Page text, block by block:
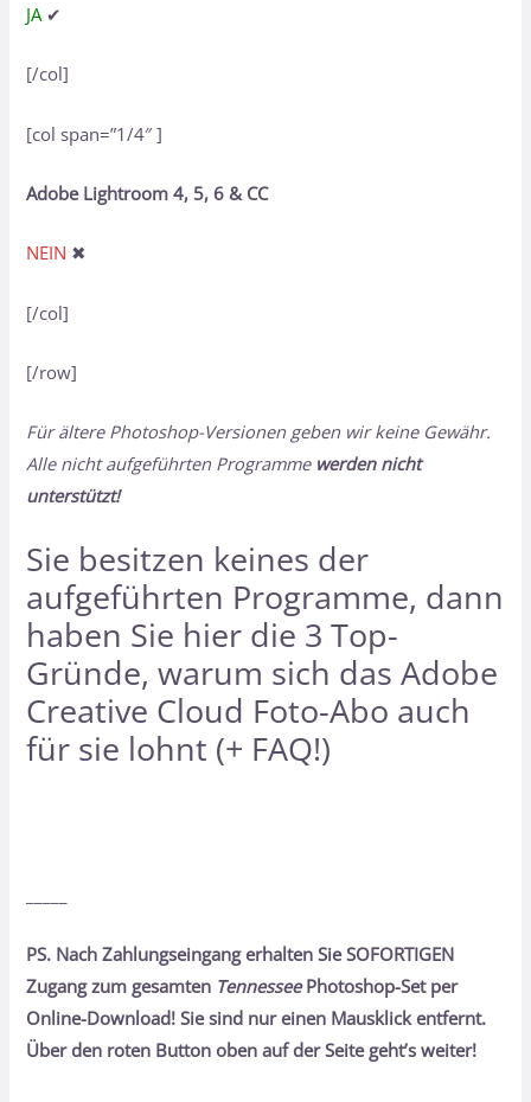
JA ✔
[/col]
[col span=”1/4″ ]
Adobe Lightroom 4, 5, 6 & CC
NEIN ✖
[/col]
[/row]
Für ältere Photoshop-Versionen geben wir keine Gewähr.
Alle nicht aufgeführten Programme werden nicht
unterstützt!
Sie besitzen keines der
aufgeführten Programme, dann
haben Sie hier die 3 Top-
Gründe, warum sich das Adobe
Creative Cloud Foto-Abo auch
für sie lohnt (+ FAQ!)
PS. Nach Zahlungseingang erhalten Sie SOFORTIGEN
Zugang zum gesamten TennesseePhotoshop-Set per
Online-Download! Sie sind nur einen Mausklick entfernt.
Über den roten Button oben auf der Seite geht’s weiter!